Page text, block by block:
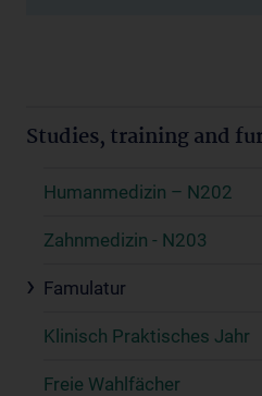
Studies, training and
Humanmedizin – N202
Zahnmedizin - N203
Famulatur
Klinisch Praktisches Jahr
Freie Wahlfächer